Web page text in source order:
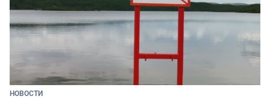
НОВОСТИ